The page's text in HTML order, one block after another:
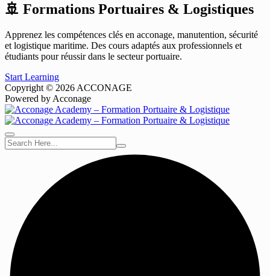
🚢 Formations Portuaires & Logistiques
Apprenez les compétences clés en acconage, manutention, sécurité
et logistique maritime. Des cours adaptés aux professionnels et
étudiants pour réussir dans le secteur portuaire.
Start Learning
Copyright © 2026 ACCONAGE
Powered by Acconage